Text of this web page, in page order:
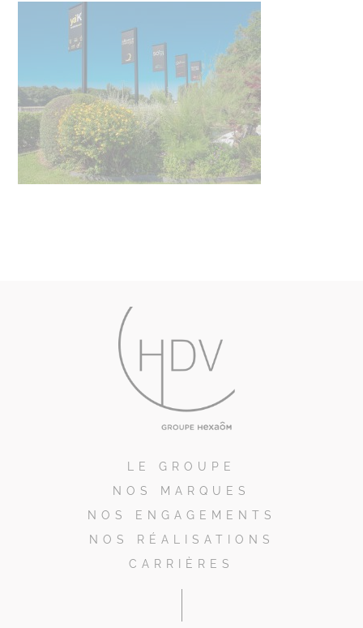
LE GROUPE
NOS MARQUES
NOS ENGAGEMENTS
NOS RÉALISATIONS
CARRIÈRES